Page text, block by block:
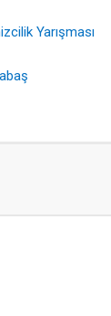
Yarışması